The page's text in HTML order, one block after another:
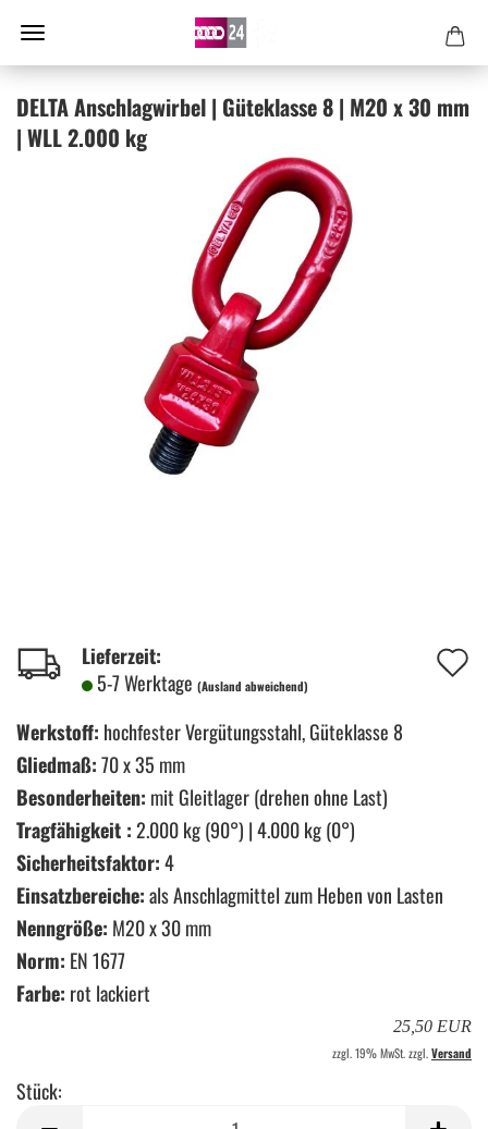
DELTA An­schlag­wir­bel | Gü­te­klas­se 8 | M20 x 30 mm
| WLL 2.000 kg
Lieferzeit:
5-7 Werktage (Ausland abweichend)
Werkstoff: hochfester Vergütungsstahl, Güteklasse 8
Gliedmaß:70 x 35 mm
Besonderheiten: mit Gleitlager (drehen ohne Last)
Tragfähigkeit :2.000 kg (90°) | 4.000 kg (0°)
Sicherheitsfaktor:4
Einsatzbereiche:als Anschlagmittel zum Heben von Lasten
Nenngröße: M20 x 30 mm
Norm: EN 1677
Farbe: rot lackiert
25,50 EUR
zzgl. 19% MwSt. zzgl.Versand
Stück: